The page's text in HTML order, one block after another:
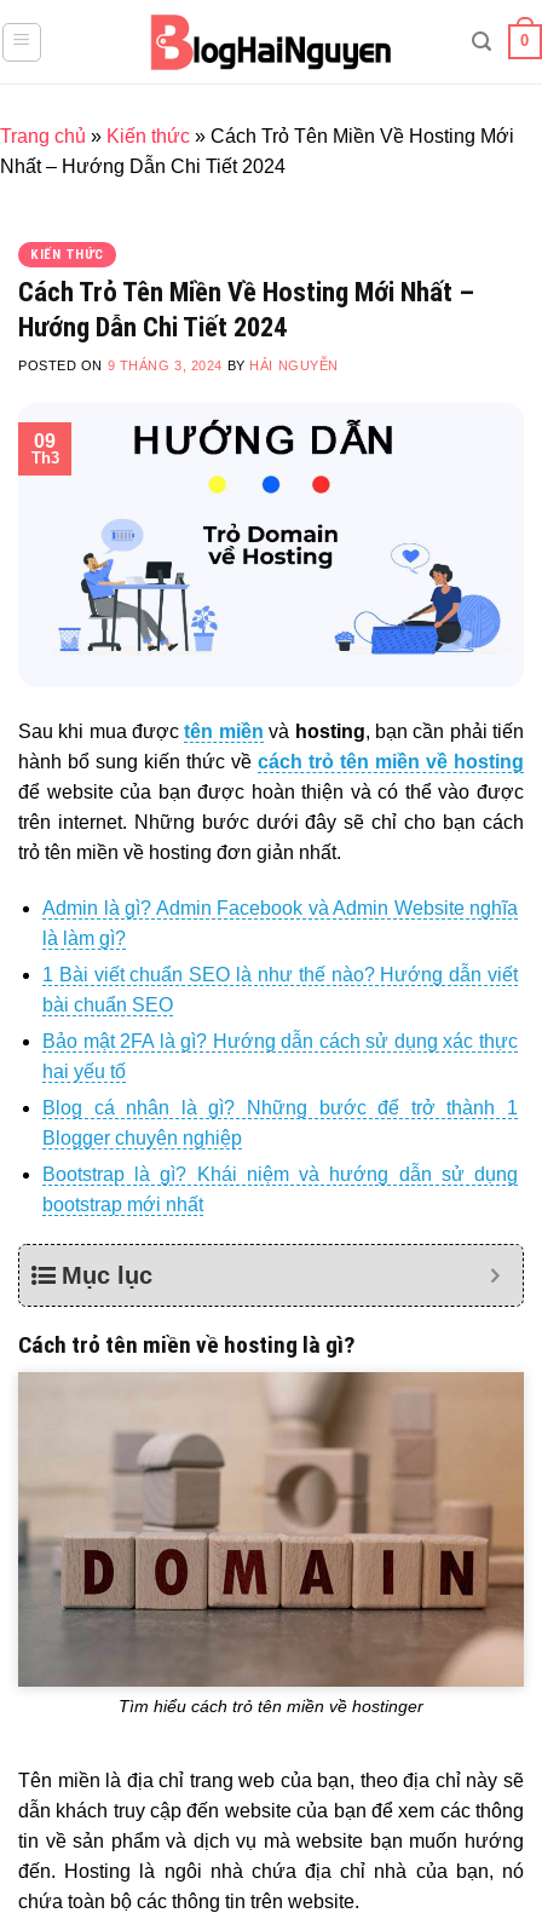
to
0
Trang chủ » Kiến thức » Cách Trỏ Tên Miền Về Hosting Mới
Nhất – Hướng Dẫn Chi Tiết 2024
KIẾN THỨC
Cách Trỏ Tên Miền Về Hosting Mới Nhất –
Hướng Dẫn Chi Tiết 2024
POSTED ON 9 THÁNG 3, 2024 BY HẢI NGUYỄN
09
Th3
Sau khi mua đượctên miền và hosting, bạn cần phải tiến
hành bổ sung kiến thức về cách trỏ tên miền về hosting
để website của bạn được hoàn thiện và có thể vào được
trên internet. Những bước dưới đây sẽ chỉ cho bạn cách
trỏ tên miền về hosting đơn giản nhất.
Admin là gì? Admin Facebook và Admin Website nghĩa
là làm gì?
1 Bài viết chuẩn SEO là như thế nào? Hướng dẫn viết
bài chuẩn SEO
Bảo mật 2FA là gì? Hướng dẫn cách sử dụng xác thực
hai yếu tố
Blog cá nhân là gì? Những bước để trở thành 1
Blogger chuyên nghiệp
Bootstrap là gì? Khái niệm và hướng dẫn sử dụng
bootstrap mới nhất
Mục lục
Cách trỏ tên miền về hosting là gì?
Tìm hiểu cách trỏ tên miền về hostinger
Tên miền là địa chỉ trang web của bạn, theo địa chỉ này sẽ
dẫn khách truy cập đến website của bạn để xem các thông
tin về sản phẩm và dịch vụ mà website bạn muốn hướng
đến. Hosting là ngôi nhà chứa địa chỉ nhà của bạn, nó
chứa toàn bộ các thông tin trên website.